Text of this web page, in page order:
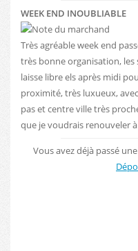
WEEK END INOUBLIABLE
Très agréable week end
très bonne organisation, les
laisse libre els après midi
proximité, très luxueux,
pas et centre ville très
que je voudrais renouveler
Vous avez déjà passé